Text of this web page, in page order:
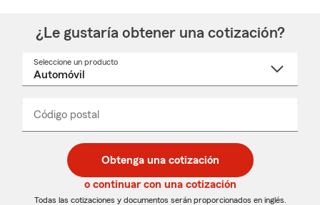
¿Le gustaría obtener una cotización?
Seleccione un producto
desplegable
Código postal
de
5
dígitos
de
5
dígitos
_____
Obtenga una cotización
o continuar con una cotización
Todas las cotizaciones y documentos serán proporcionados en inglés.